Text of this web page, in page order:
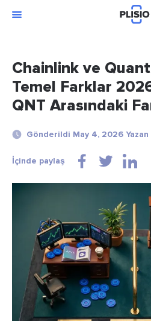
Chainlink ve
Temel Farklar
QNT Arasındaki
Gönderildi May 4, 2026
İçinde paylaş